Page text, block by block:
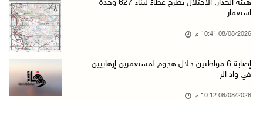
الجامعة العربية الأمريكية تختتم فعاليات تخريج ...
08/آب/2026 05:52 م
هيئة الجدار: الاحتلال يطرح عطاءً لبناء 627 وحدة
استعمار
08/08/2026 10:41 م
إصابة 6 مواطنين خلال هجوم لمستعمرين إرهابيين
في واد الر
08/08/2026 10:12 م